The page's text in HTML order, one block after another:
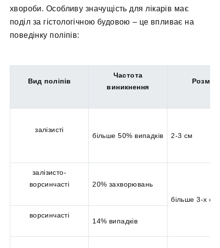
хвороби. Особливу значущість для лікарів має
поділ за гістологічною будовою – це впливає на
поведінку поліпів:
Вид поліпів
Частота
виникнення
залізисті
більше 50% випадків 2-3 см
залізисто-
ворсинчасті
20% захворювань
більше 3-х см
ворсинчасті
14% випадків